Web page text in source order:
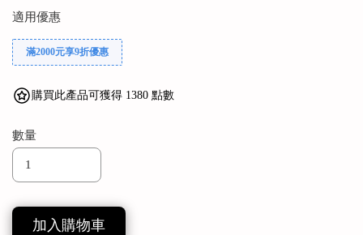
適用優惠
滿2000元享9折優惠
購買此產品可獲得 1380 點數
數量
加入購物車